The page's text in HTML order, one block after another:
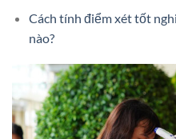
Cách tính điểm xét tốt
nào?